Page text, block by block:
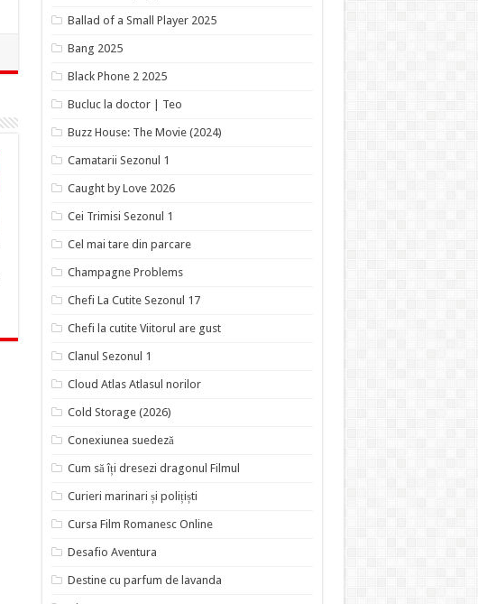
Ballad of a Small Player 2025
Bang 2025
Black Phone 2 2025
Bucluc la doctor | Teo
Buzz House: The Movie (2024)
Camatarii Sezonul 1
Caught by Love 2026
Cei Trimisi Sezonul 1
Cel mai tare din parcare
Champagne Problems
Chefi La Cutite Sezonul 17
Chefi la cutite Viitorul are gust
Clanul Sezonul 1
Cloud Atlas Atlasul norilor
Cold Storage (2026)
Conexiunea suedeză
Cum să îți dresezi dragonul Filmul
Curieri marinari și polițiști
Cursa Film Romanesc Online
Desafio Aventura
Destine cu parfum de lavanda